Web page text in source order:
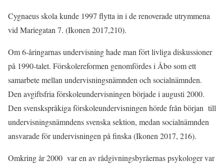
Cygnaeus skola kunde 1997 flytta in i de renoverade utrymmena
vid Mariegatan 7. (Ikonen 2017,210).
Om 6-åringarnas undervisning hade man fört livliga diskussioner
på 1990-talet. Förskolereformen genomfördes i Åbo som ett
samarbete mellan undervisningsnämnden och socialnämnden.
Den avgiftsfria förskoleundervisningen började i augusti 2000.
Den svenskspråkiga förskoleundervisningen hörde från början till
undervisningsnämndens svenska sektion, medan socialnämnden
ansvarade för undervisningen på finska (Ikonen 2017, 216).
Omkring år 2000 var en av rådgivningsbyråernas psykologer var